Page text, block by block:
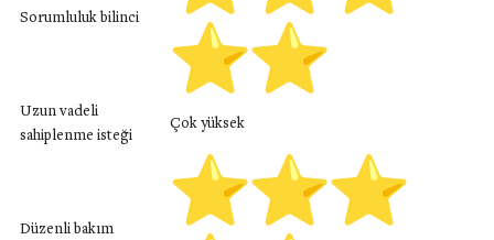
Sorumluluk bilinci
Uzun vadeli
sahiplenme isteği
Çok yüksek
Düzenli bakım